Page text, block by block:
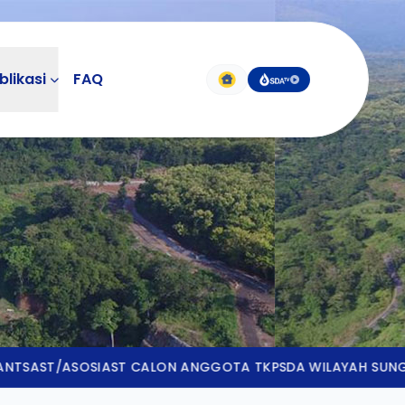
Balai
Media Online
Bencana
PPT BBWS-MS
Infrastruktur SDA
Bendungan dan lain
LAKIN
FAQ
ASOSIAST CALON ANGGOTA TKPSDA WILAYAH SUNGAI